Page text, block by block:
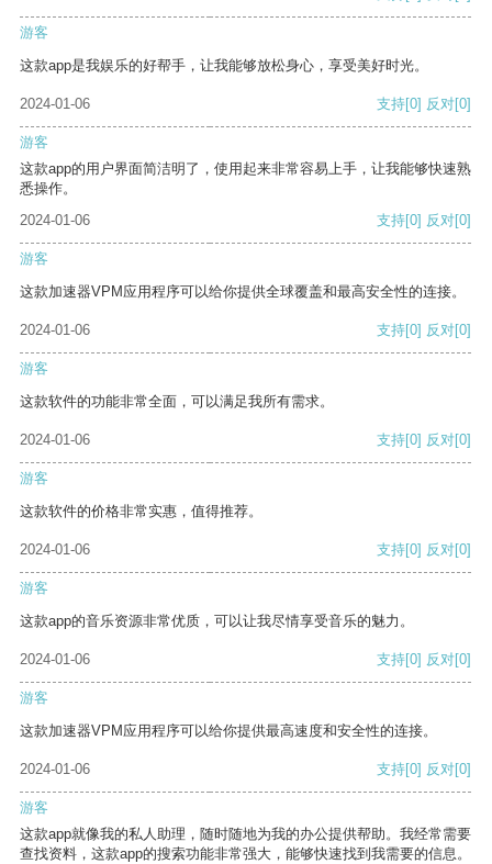
游客
这款app是我娱乐的好帮手，让我能够放松身心，享受美好时光。
2024-01-06 支持[0] 反对[0]
游客
这款app的用户界面简洁明了，使用起来非常容易上手，让我能够快速熟
悉操作。
2024-01-06
支持[0] 反对[0]
游客
这款加速器VPM应用程序可以给你提供全球覆盖和最高安全性的连接。
2024-01-06 支持[0] 反对[0]
游客
这款软件的功能非常全面，可以满足我所有需求。
2024-01-06 支持[0] 反对[0]
游客
这款软件的价格非常实惠，值得推荐。
2024-01-06 支持[0] 反对[0]
游客
这款app的音乐资源非常优质，可以让我尽情享受音乐的魅力。
2024-01-06 支持[0] 反对[0]
游客
这款加速器VPM应用程序可以给你提供最高速度和安全性的连接。
2024-01-06 支持[0] 反对[0]
游客
这款app就像我的私人助理，随时随地为我的办公提供帮助。我经常需要
查找资料，这款app的搜索功能非常强大，能够快速找到我需要的信息。